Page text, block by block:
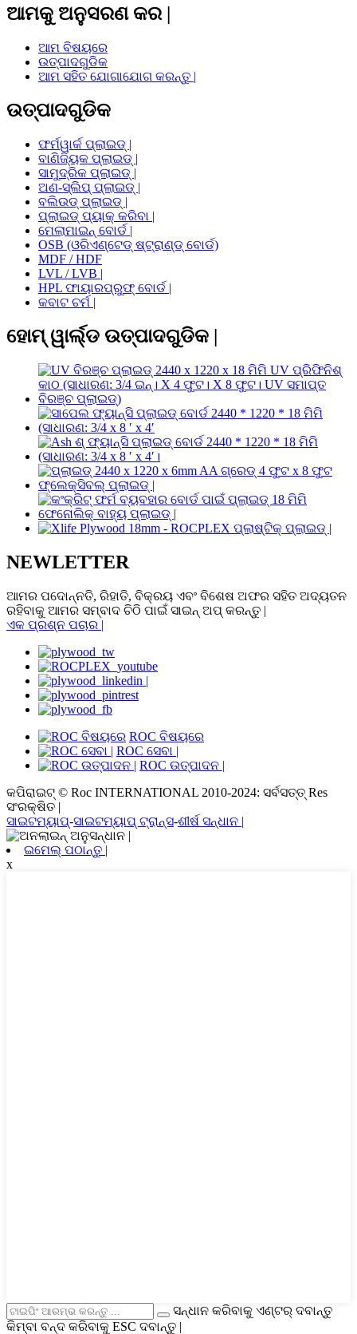
ଆମକୁ ଅନୁସରଣ କର |
ଆମ ବିଷୟରେ
ଉତ୍ପାଦଗୁଡିକ
ଆମ ସହିତ ଯୋଗାଯୋଗ କରନ୍ତୁ |
ଉତ୍ପାଦଗୁଡିକ
ଫର୍ମୱାର୍କ ପ୍ଲାଇଡ୍ |
ବାଣିଜ୍ୟିକ ପ୍ଲାଇଡ୍ |
ସାମୁଦ୍ରିକ ପ୍ଲାଇଡ୍ |
ଅଣ-ସ୍ଲିପ୍ ପ୍ଲାଇଡ୍ |
ବଲିଉଡ୍ ପ୍ଲାଇଡ୍ |
ପ୍ଲାଇଡ୍ ପ୍ୟାକ୍ କରିବା |
ମେଲାମାଇନ୍ ବୋର୍ଡ |
OSB (ଓରିଏଣ୍ଟେଡ୍ ଷ୍ଟ୍ରାଣ୍ଡ୍ ବୋର୍ଡ)
MDF / HDF
LVL / LVB |
HPL ଫାୟାରପ୍ରୁଫ୍ ବୋର୍ଡ |
କବାଟ ଚର୍ମ |
ହୋମ୍ ୱାର୍ଲ୍ଡ ଉତ୍ପାଦଗୁଡିକ |
NEWLETTER
ଆମର ପଦୋନ୍ନତି, ରିହାତି, ବିକ୍ରୟ ଏବଂ ବିଶେଷ ଅଫର ସହିତ ଅଦ୍ୟତନ
ରହିବାକୁ ଆମର ସମ୍ବାଦ ଚିଠି ପାଇଁ ସାଇନ୍ ଅପ୍ କରନ୍ତୁ |
ଏକ ପ୍ରଶ୍ନ ପଚାର |
ROC ବିଷୟରେ
ROC ସେବା |
ROC ଉତ୍ପାଦନ |
କପିରାଇଟ୍ © Roc INTERNATIONAL 2010-2024: ସର୍ବସତ୍ତ୍ Res
ସଂରକ୍ଷିତ |
ସାଇଟମ୍ୟାପ୍-ସାଇଟମ୍ୟାପ୍ ଟ୍ରାନ୍ସ-ଶୀର୍ଷ ସନ୍ଧାନ |
ଇମେଲ୍ ପଠାନ୍ତୁ |
x
ସନ୍ଧାନ କରିବାକୁ ଏଣ୍ଟର୍ ଦବାନ୍ତୁ
କିମ୍ବା ବନ୍ଦ କରିବାକୁ ESC ଦବାନ୍ତୁ |